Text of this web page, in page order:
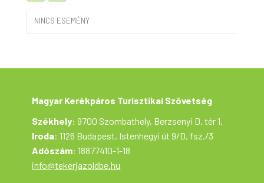
NINCS ESEMÉNY
Magyar Kerékpáros Turisztikai Szövetség
Székhely: 9700 Szombathely, Berzsenyi D. tér 1.
Iroda: 1126 Budapest, Istenhegyi út 9/D, fsz./3
Adószám: 18877410-1-18
info@tekerjazoldbe.hu